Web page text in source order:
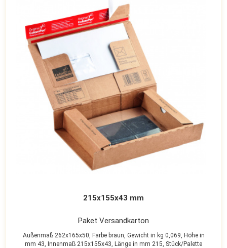
215x155x43 mm
Paket Versandkarton
Außenmaß 262x165x50, Farbe braun, Gewicht in kg 0,069, Höhe in
mm 43, Innenmaß 215x155x43, Länge in mm 215, Stück/Palette